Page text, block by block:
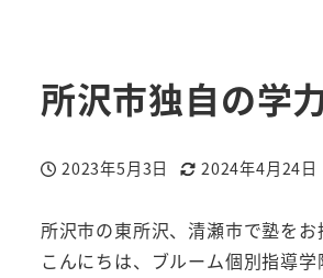
所沢市独自の学
投稿日
2023年5月3日
更新日
2024年4月24日
所沢市の東所沢、清瀬市で塾をお
こんにちは、ブルーム個別指導学